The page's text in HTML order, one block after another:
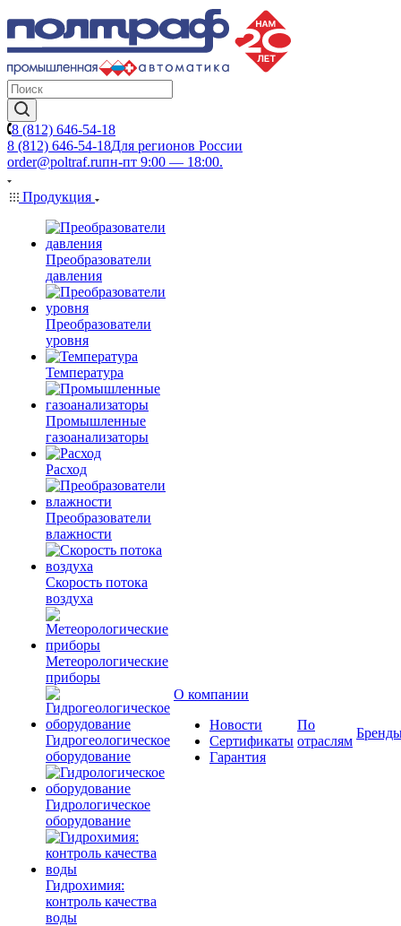
8 (812) 646-54-18
8 (812) 646-54-18Для регионов России
order@poltraf.ruпн-пт 9:00 — 18:00.
Продукция
Преобразователи
давления
Преобразователи
уровня
Температура
Промышленные
газоанализаторы
Расход
Преобразователи
влажности
Скорость потока
воздуха
Метеорологические
приборы
Гидрогеологическое
оборудование
Гидрологическое
оборудование
Гидрохимия:
контроль качества
воды
О компании
Новости
Сертификаты
Гарантия
По
отраслям